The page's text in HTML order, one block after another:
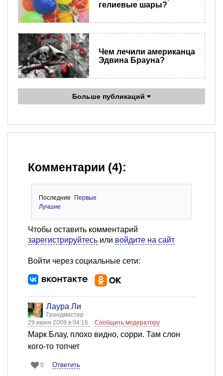
гелиевые шары?
Чем лечили американца
Эдвина Брауна?
Больше публикаций
Комментарии (4):
Последние
Первые
Лучшие
Чтобы оставить комментарий
зарегистрируйтесь или войдите на сайт
Войти через социальные сети:
Лаура Ли
Грандмастер
29 июня 2009 в 04:16
Сообщить модератору
Марк Блау, плохо видно, сорри. Там слон
кого-то топчет
0 Ответить